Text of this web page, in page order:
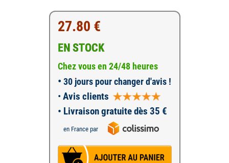
27.80 €
EN STOCK
Chez vous en 24/48 heures
• 30 jours pour changer d'avis !
• Avis clients
• Livraison gratuite dès 35 €
en France par